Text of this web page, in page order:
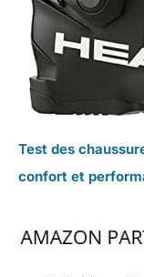
Test des
confort et